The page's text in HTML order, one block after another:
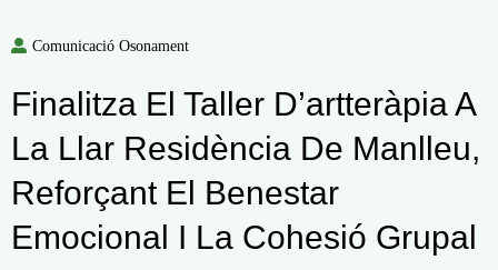
Comunicació Osonament
Finalitza El Taller D’artteràpia A
La Llar Residència De Manlleu,
Reforçant El Benestar
Emocional I La Cohesió Grupal